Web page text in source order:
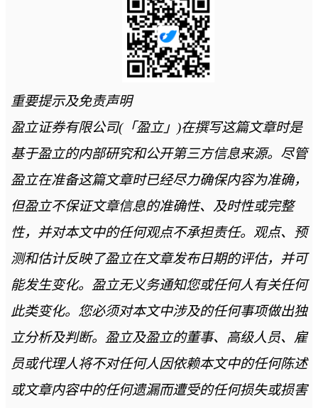
重要提示及免责声明
盈立证券有限公司(「盈立」)在撰写这篇文章时是
基于盈立的内部研究和公开第三方信息来源。尽管
盈立在准备这篇文章时已经尽力确保内容为准确，
但盈立不保证文章信息的准确性、及时性或完整
性，并对本文中的任何观点不承担责任。观点、预
测和估计反映了盈立在文章发布日期的评估，并可
能发生变化。盈立无义务通知您或任何人有关任何
此类变化。您必须对本文中涉及的任何事项做出独
立分析及判断。盈立及盈立的董事、高级人员、雇
员或代理人将不对任何人因依赖本文中的任何陈述
或文章内容中的任何遗漏而遭受的任何损失或损害